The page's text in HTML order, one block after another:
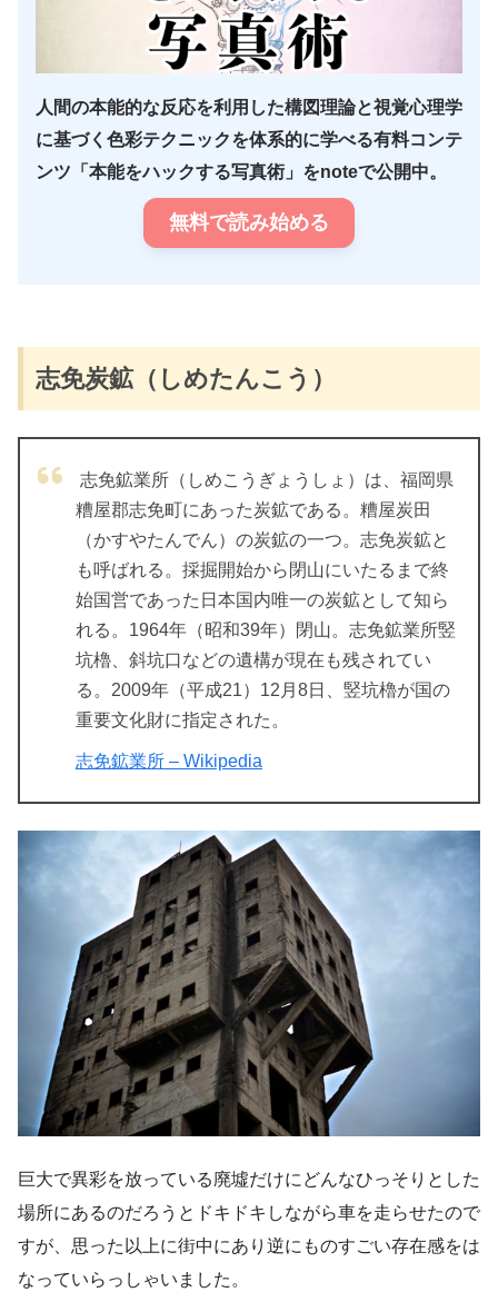
人間の本能的な反応を利用した構図理論と視覚心理学
に基づく色彩テクニックを体系的に学べる有料コンテ
ンツ「本能をハックする写真術」をnoteで公開中。
無料で読み始める
志免炭鉱（しめたんこう）
志免鉱業所（しめこうぎょうしょ）は、福岡県
糟屋郡志免町にあった炭鉱である。糟屋炭田
（かすやたんでん）の炭鉱の一つ。志免炭鉱と
も呼ばれる。採掘開始から閉山にいたるまで終
始国営であった日本国内唯一の炭鉱として知ら
れる。1964年（昭和39年）閉山。志免鉱業所竪
坑櫓、斜坑口などの遺構が現在も残されてい
る。2009年（平成21）12月8日、竪坑櫓が国の
重要文化財に指定された。
志免鉱業所 – Wikipedia
巨大で異彩を放っている廃墟だけにどんなひっそりとした
場所にあるのだろうとドキドキしながら車を走らせたので
すが、思った以上に街中にあり逆にものすごい存在感をは
なっていらっしゃいました。